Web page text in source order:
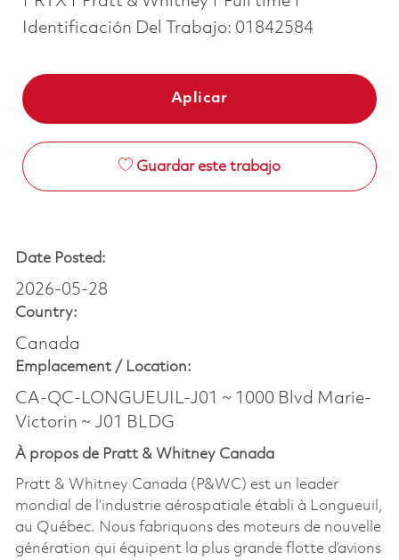
Identificación Del Trabajo: 01842584
Aplicar
Guardar este trabajo
Date Posted:
2026-05-28
Country:
Canada
Emplacement / Location:
CA-QC-LONGUEUIL-J01 ~ 1000 Blvd Marie-
Victorin ~ J01 BLDG
À propos de Pratt & Whitney Canada
Pratt & Whitney Canada (P&WC) est un leader
mondial de l’industrie aérospatiale établi à Longueuil,
au Québec. Nous fabriquons des moteurs de nouvelle
génération qui équipent la plus grande flotte d’avions